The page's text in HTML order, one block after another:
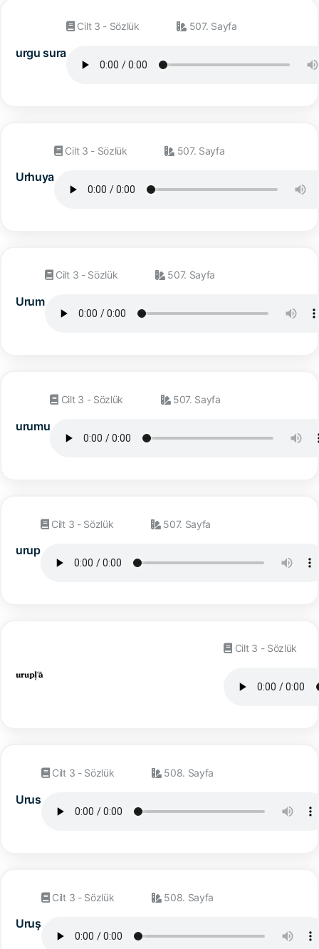
urgu sura
Cilt 3 - Sözlük 507. Sayfa
Urhuya
Cilt 3 - Sözlük 507. Sayfa
Urum
Cilt 3 - Sözlük 507. Sayfa
urumu
Cilt 3 - Sözlük 507. Sayfa
urup
Cilt 3 - Sözlük 507. Sayfa
Cilt 3 - Sözlük
Urus
Cilt 3 - Sözlük 508. Sayfa
Uruş
Cilt 3 - Sözlük 508. Sayfa